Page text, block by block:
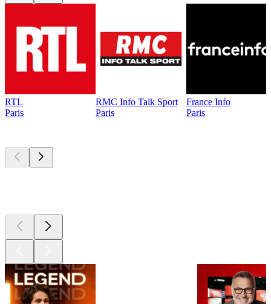
RTL
Paris
RMC Info Talk Sport
Paris
France Info
Paris